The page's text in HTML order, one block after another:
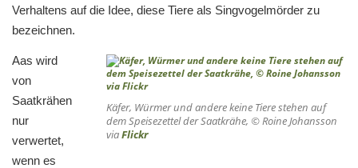
Verhaltens auf die Idee, diese Tiere als Singvogelmörder zu
bezeichnen.
Käfer, Würmer und andere keine Tiere stehen auf
dem Speisezettel der Saatkrähe, © Roine Johansson
viaFlickr
Aas wird
von
Saatkrähen
nur
verwertet,
wenn es